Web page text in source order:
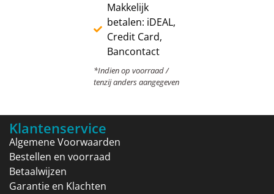
Makkelijk
betalen: iDEAL,
Credit Card,
Bancontact
*Indien op voorraad /
tenzij anders aangegeven
Klantenservice
Algemene Voorwaarden
Bestellen en voorraad
Betaalwijzen
Garantie en Klachten